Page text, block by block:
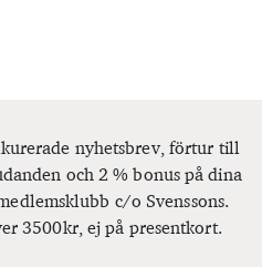
nyhetsbrev, förtur till
och 2 % bonus på dina
c/o Svenssons.
3500kr, ej på presentkort.